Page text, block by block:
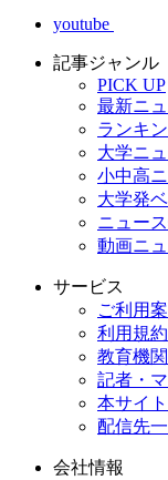
youtube
記事ジャンル
PICK UP
最新ニ
ランキ
大学ニ
小中高
大学発
ニュー
動画ニ
サービス
ご利用
利用規約
教育機
記者・
本サイ
配信先
会社情報